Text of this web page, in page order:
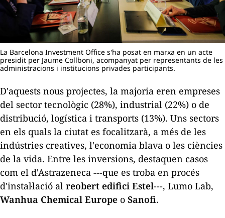
La Barcelona Investment Office s'ha posat en marxa en un acte
presidit per Jaume Collboni, acompanyat per representants de les
administracions i institucions privades participants.
D'aquests nous projectes, la majoria eren empreses
del sector tecnològic (28%), industrial (22%) o de
distribució, logística i transports (13%). Uns sectors
en els quals la ciutat es focalitzarà, a més de les
indústries creatives, l'economia blava o les ciències
de la vida. Entre les inversions, destaquen casos
com el d'Astrazeneca ---que es troba en procés
d'instal·lació al reobert edifici Estel---, Lumo Lab,
Wanhua Chemical Europe o Sanofi.